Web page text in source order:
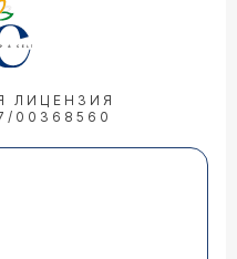
ЛИЦЕНЗИЯ
00368560